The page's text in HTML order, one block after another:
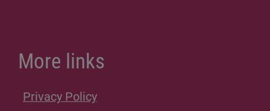
More links
Privacy Policy